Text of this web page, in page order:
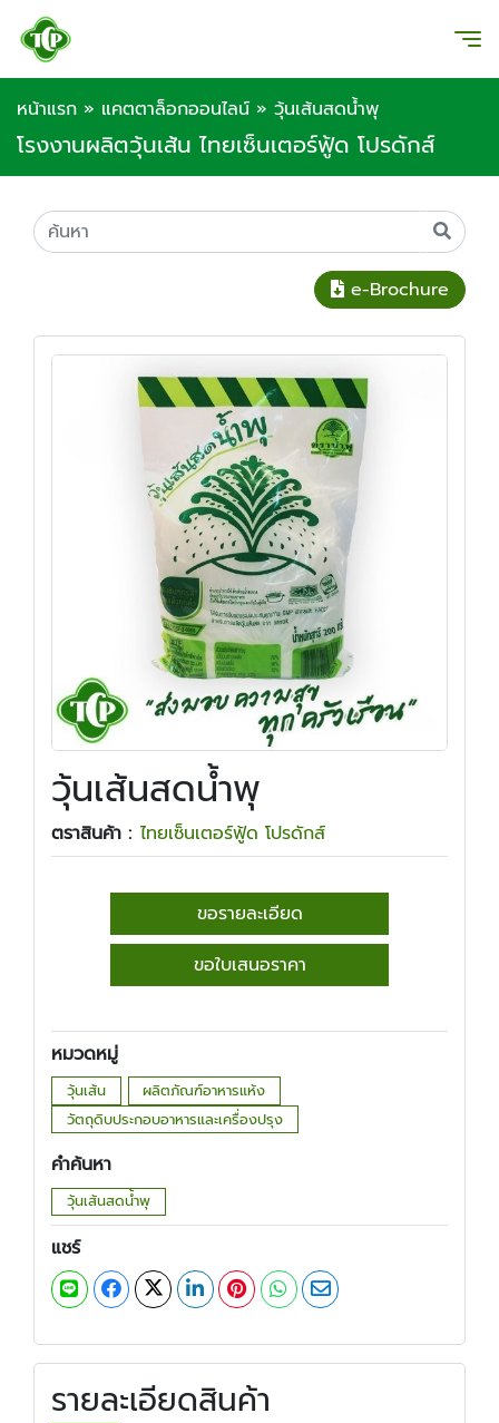
หน้าแรก » แคตตาล็อกออนไลน์ » วุ้นเส้นสดน้ำพุ
โรงงานผลิตวุ้นเส้น ไทยเซ็นเตอร์ฟู้ด โปรดักส์
e-Brochure
วุ้นเส้นสดน้ำพุ
ตราสินค้า : ไทยเซ็นเตอร์ฟู้ด โปรดักส์
ขอรายละเอียด
ขอใบเสนอราคา
หมวดหมู่
วุ้นเส้น
ผลิตภัณฑ์อาหารแห้ง
วัตถุดิบประกอบอาหารและเครื่องปรุง
คำค้นหา
วุ้นเส้นสดน้ำพุ
แชร์
รายละเอียดสินค้า